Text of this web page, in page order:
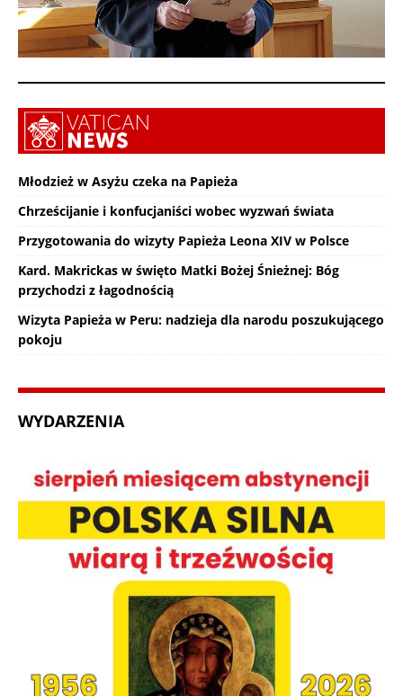
Młodzież w Asyżu czeka na Papieża
Chrześcijanie i konfucjaniści wobec wyzwań świata
Przygotowania do wizyty Papieża Leona XIV w Polsce
Kard. Makrickas w święto Matki Bożej Śnieżnej: Bóg
przychodzi z łagodnością
Wizyta Papieża w Peru: nadzieja dla narodu poszukującego
pokoju
WYDARZENIA